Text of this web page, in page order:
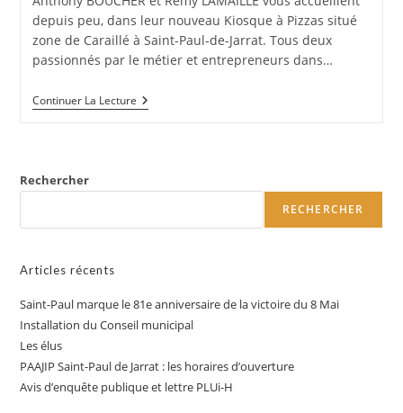
depuis peu, dans leur nouveau Kiosque à Pizzas situé
zone de Caraillé à Saint-Paul-de-Jarrat. Tous deux
passionnés par le métier et entrepreneurs dans…
Continuer La LectureLe
Kiosque
Rechercher
RECHERCHER
Articles récents
Saint-Paul marque le 81e anniversaire de la victoire du 8 Mai
Installation du Conseil municipal
Les élus
PAAJIP Saint-Paul de Jarrat : les horaires d’ouverture
Avis d’enquête publique et lettre PLUi-H